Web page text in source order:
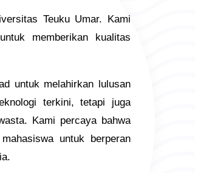
Teuku Umar. Kami
memberikan kualitas
untuk melahirkan lulusan
terkini, tetapi juga
Kami percaya bahwa
untuk berperan